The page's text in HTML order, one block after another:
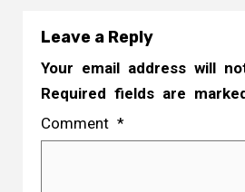
Leave a Reply
Your email address will
Required fields are
Comment *